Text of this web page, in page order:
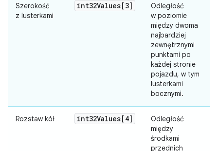
Szerokość
z lusterkami
int32Values[3]
Odległość
w poziomie
między dwoma
najbardziej
zewnętrznymi
punktami po
każdej stronie
pojazdu, w tym
lusterkami
bocznymi.
Rozstaw kół int32Values[4]
Odległość
między
środkami
przednich